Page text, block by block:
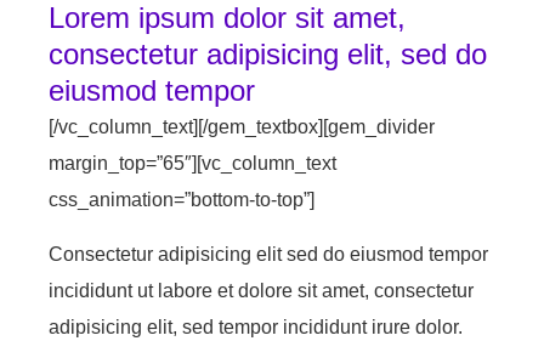
Lorem ipsum dolor sit amet,
consectetur adipisicing elit, sed do
eiusmod tempor
[/vc_column_text][/gem_textbox][gem_divider
margin_top=”65″][vc_column_text
css_animation=”bottom-to-top”]
Consectetur adipisicing elit sed do eiusmod tempor
incididunt ut labore et dolore sit amet, consectetur
adipisicing elit, sed tempor incididunt irure dolor.